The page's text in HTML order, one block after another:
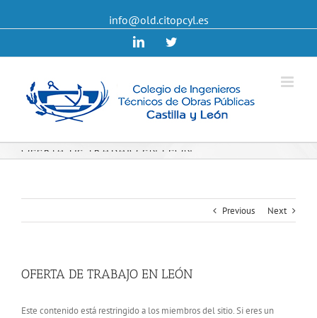
info@old.citopcyl.es
LinkedinTwitter
OFERTA DE TRABAJO EN LEÓN
Previous Next
OFERTA DE TRABAJO EN LEÓN
Este contenido está restringido a los miembros del sitio. Si eres un